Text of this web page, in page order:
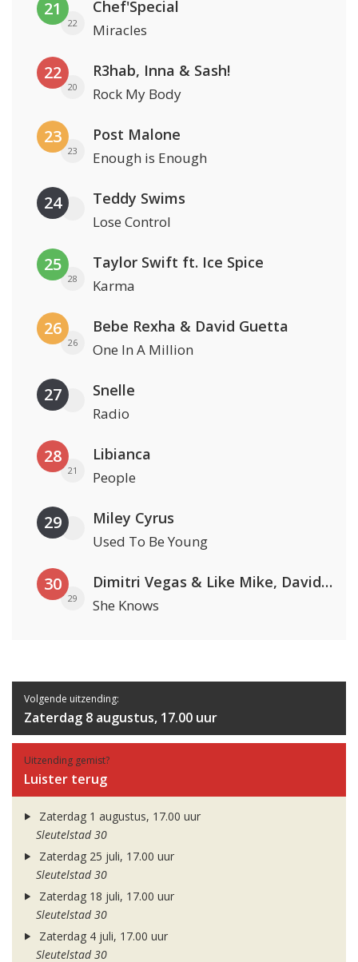
21
22
Chef'Special
Miracles
22
20
R3hab, Inna & Sash!
Rock My Body
23
23
Post Malone
Enough is Enough
24 Teddy Swims
Lose Control
25
28
Taylor Swift ft. Ice Spice
Karma
26
26
Bebe Rexha & David Guetta
One In A Million
27 Snelle
Radio
28
21
Libianca
People
29 Miley Cyrus
Used To Be Young
30
29
Dimitri Vegas & Like Mike, David Guetta & Afro Bros ft. Akon
She Knows
Volgende uitzending:
Zaterdag 8 augustus, 17.00 uur
Uitzending gemist?
Luister terug
Zaterdag 1 augustus, 17.00 uur
Sleutelstad 30
Zaterdag 25 juli, 17.00 uur
Sleutelstad 30
Zaterdag 18 juli, 17.00 uur
Sleutelstad 30
Zaterdag 4 juli, 17.00 uur
Sleutelstad 30